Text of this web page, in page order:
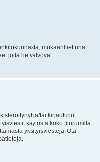
mukaanluettuna
joita he valvovat.
ja/tai kirjautunut
käytöstä koko foorumilta
yksityisviestejä. Ota